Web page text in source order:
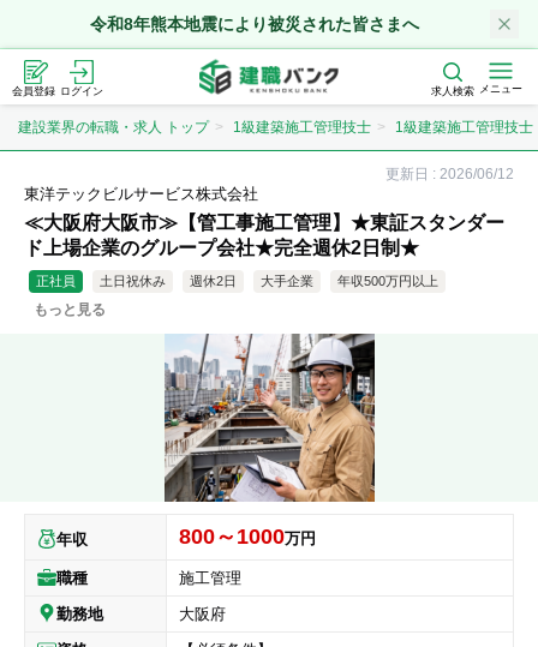
令和8年熊本地震により被災された皆さまへ
会員登録 ログイン 求人検索 メニュー
建設業界の転職・求人 トップ 1級建築施工管理技士 1級建築施工管理技士
更新日 : 2026/06/12
東洋テックビルサービス株式会社
≪大阪府大阪市≫【管工事施工管理】★東証スタンダー
ド上場企業のグループ会社★完全週休2日制★
正社員 土日祝休み 週休2日 大手企業 年収500万円以上
資格取得支援
もっと見る
年収 800～1000万円
職種
施工管理
勤務地
大阪府